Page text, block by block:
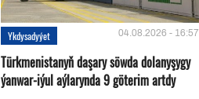
Ykdysadyýet 04.08.2026 - 16:57
Türkmenistanyň daşary söwda dolanyşygy
ýanwar-iýul aýlarynda 9 göterim artdy